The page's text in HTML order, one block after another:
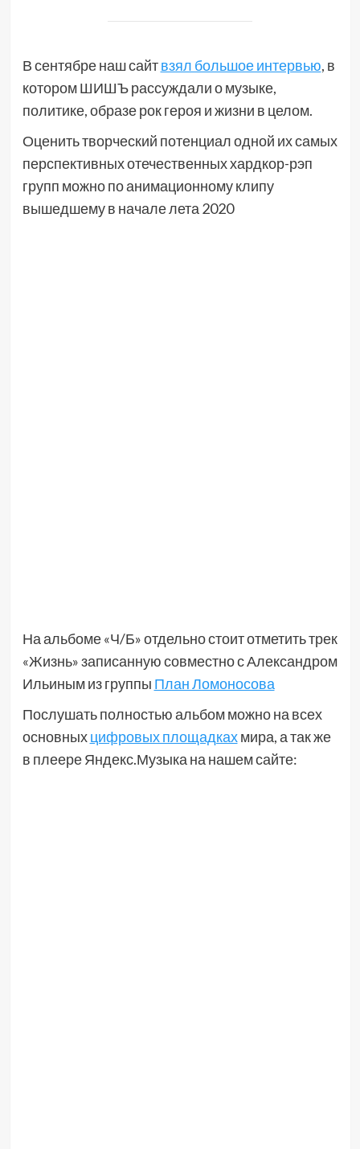
В сентябре наш сайтвзял большое интервью, в
котором ШИШЪ рассуждали о музыке,
политике, образе рок героя и жизни в целом.
Оценить творческий потенциал одной их самых
перспективных отечественных хардкор-рэп
групп можно по анимационному клипу
вышедшему в начале лета 2020
На альбоме «Ч/Б» отдельно стоит отметить трек
«Жизнь» записанную совместно с Александром
Ильиным из группы План Ломоносова
Послушать полностью альбом можно на всех
основныхцифровых площадкахмира, а так же
в плеере Яндекс.Музыка на нашем сайте: